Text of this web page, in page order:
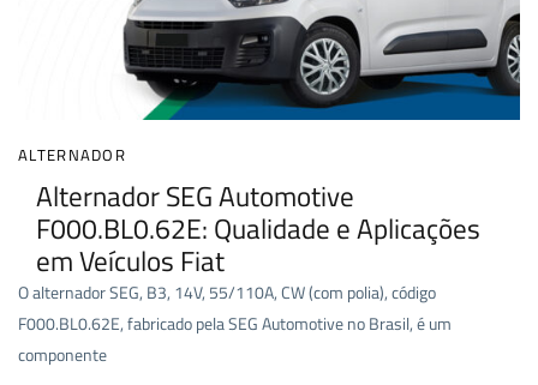
ALTERNADOR
Alternador SEG Automotive
F000.BL0.62E: Qualidade e Aplicações
em Veículos Fiat
O alternador SEG, B3, 14V, 55/110A, CW (com polia), código
F000.BL0.62E, fabricado pela SEG Automotive no Brasil, é um
componente